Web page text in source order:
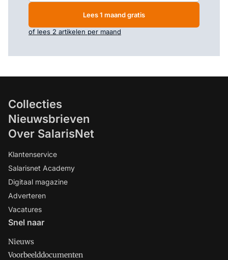
Lees 1 maand gratis
of lees 2 artikelen per maand
Collecties
Nieuwsbrieven
Over SalarisNet
Klantenservice
Salarisnet Academy
Digitaal magazine
Adverteren
Vacatures
Snel naar
Nieuws
Voorbeelddocumenten